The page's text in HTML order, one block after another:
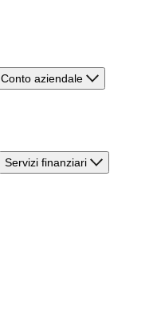
Conto aziendale
Servizi finanziari